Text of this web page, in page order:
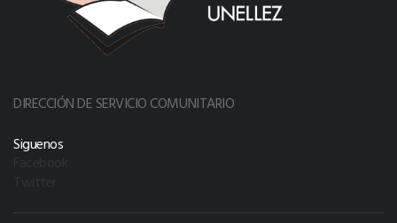
DIRECCIÓN DE SERVICIO COMUNITARIO
Siguenos